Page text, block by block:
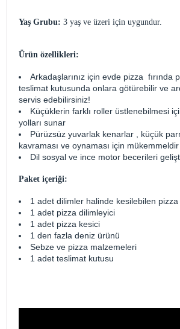
Yaş Grubu: 3 yaş ve üzeri için uygundur.
Ürün özellikleri:
Arkadaşlarınız için evde pizza fırında
teslimat kutusunda onlara götürebilir ve
servis edebilirsiniz!
Küçüklerin farklı roller üstlenebilmesi
yolları sunar
Pürüzsüz yuvarlak kenarlar , küçük
kavraması ve oynaması için mükemmeldir
Dil sosyal ve ince motor becerileri
Paket içeriği:
1 adet dilimler halinde kesilebilen pizza
1 adet pizza dilimleyici
1 adet pizza kesici
1 den fazla deniz ürünü
Sebze ve pizza malzemeleri
1 adet teslimat kutusu